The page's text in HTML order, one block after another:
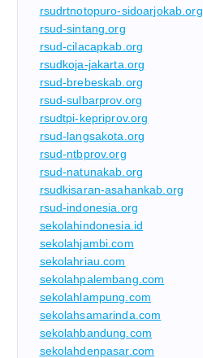
rsudrtnotopuro-sidoarjokab.org
rsud-sintang.org
rsud-cilacapkab.org
rsudkoja-jakarta.org
rsud-brebeskab.org
rsud-sulbarprov.org
rsudtpi-kepriprov.org
rsud-langsakota.org
rsud-ntbprov.org
rsud-natunakab.org
rsudkisaran-asahankab.org
rsud-indonesia.org
sekolahindonesia.id
sekolahjambi.com
sekolahriau.com
sekolahpalembang.com
sekolahlampung.com
sekolahsamarinda.com
sekolahbandung.com
sekolahdenpasar.com